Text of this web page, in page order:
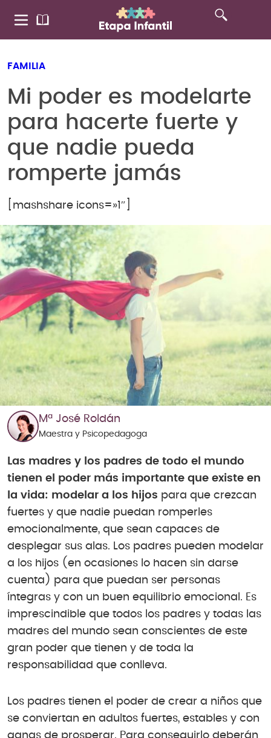
FAMILIA
Mi poder es modelarte
para hacerte fuerte y
que nadie pueda
romperte jamás
[mashshare icons=»1″]
Mª José Roldán
Maestra y Psicopedagoga
Las madres y los padres de todo el mundo
tienen el poder más importante que existe en
la vida: modelar a los hijos para que crezcan
fuertes y que nadie puedan romperles
emocionalmente, que sean capaces de
desplegar sus alas. Los padres pueden modelar
a los hijos (en ocasiones lo hacen sin darse
cuenta) para que puedan ser personas
íntegras y con un buen equilibrio emocional. Es
imprescindible que todos los padres y todas las
madres del mundo sean conscientes de este
gran poder que tienen y de toda la
responsabilidad que conlleva.
Los padres tienen el poder de crear a niños que
se conviertan en adultos fuertes, estables y con
ganas de prosperar. Para conseguirlo deberán